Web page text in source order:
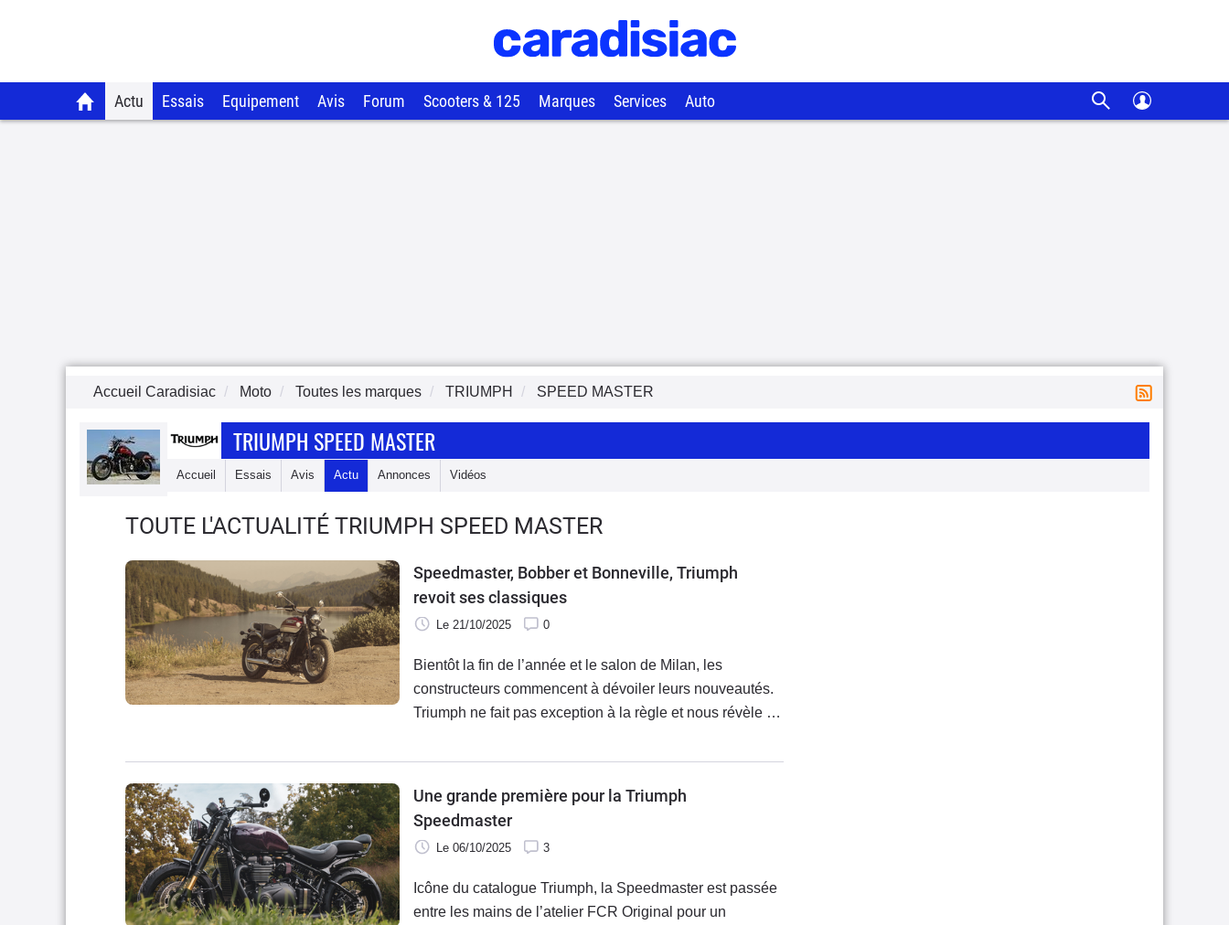
Actu Essais Equipement Avis Forum Scooters & 125 Marques Services Auto
Accueil Caradisiac Moto Toutes les marques TRIUMPH SPEED MASTER
TRIUMPH SPEED MASTER
Accueil Essais Avis Actu Annonces Vidéos
TOUTE L'ACTUALITÉ TRIUMPH SPEED MASTER
Speedmaster, Bobber et Bonneville, Triumph
revoit ses classiques
Le 21/10/2025 0
Bientôt la fin de l’année et le salon de Milan, les
constructeurs commencent à dévoiler leurs nouveautés.
Triumph ne fait pas exception à la règle et nous révèle sa
l’occasion.
Une grande première pour la Triumph
Speedmaster
Le 06/10/2025 3
Icône du catalogue Triumph, la Speedmaster est passée
entre les mains de l’atelier FCR Original pour un